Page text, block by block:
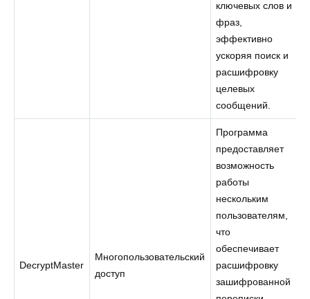
ключевых слов и
фраз,
эффективно
ускоряя поиск и
расшифровку
целевых
сообщений.
DecryptMaster
Многопользовательский
доступ
Программа
предоставляет
возможность
работы
нескольким
пользователям,
что
обеспечивает
расшифровку
зашифрованной